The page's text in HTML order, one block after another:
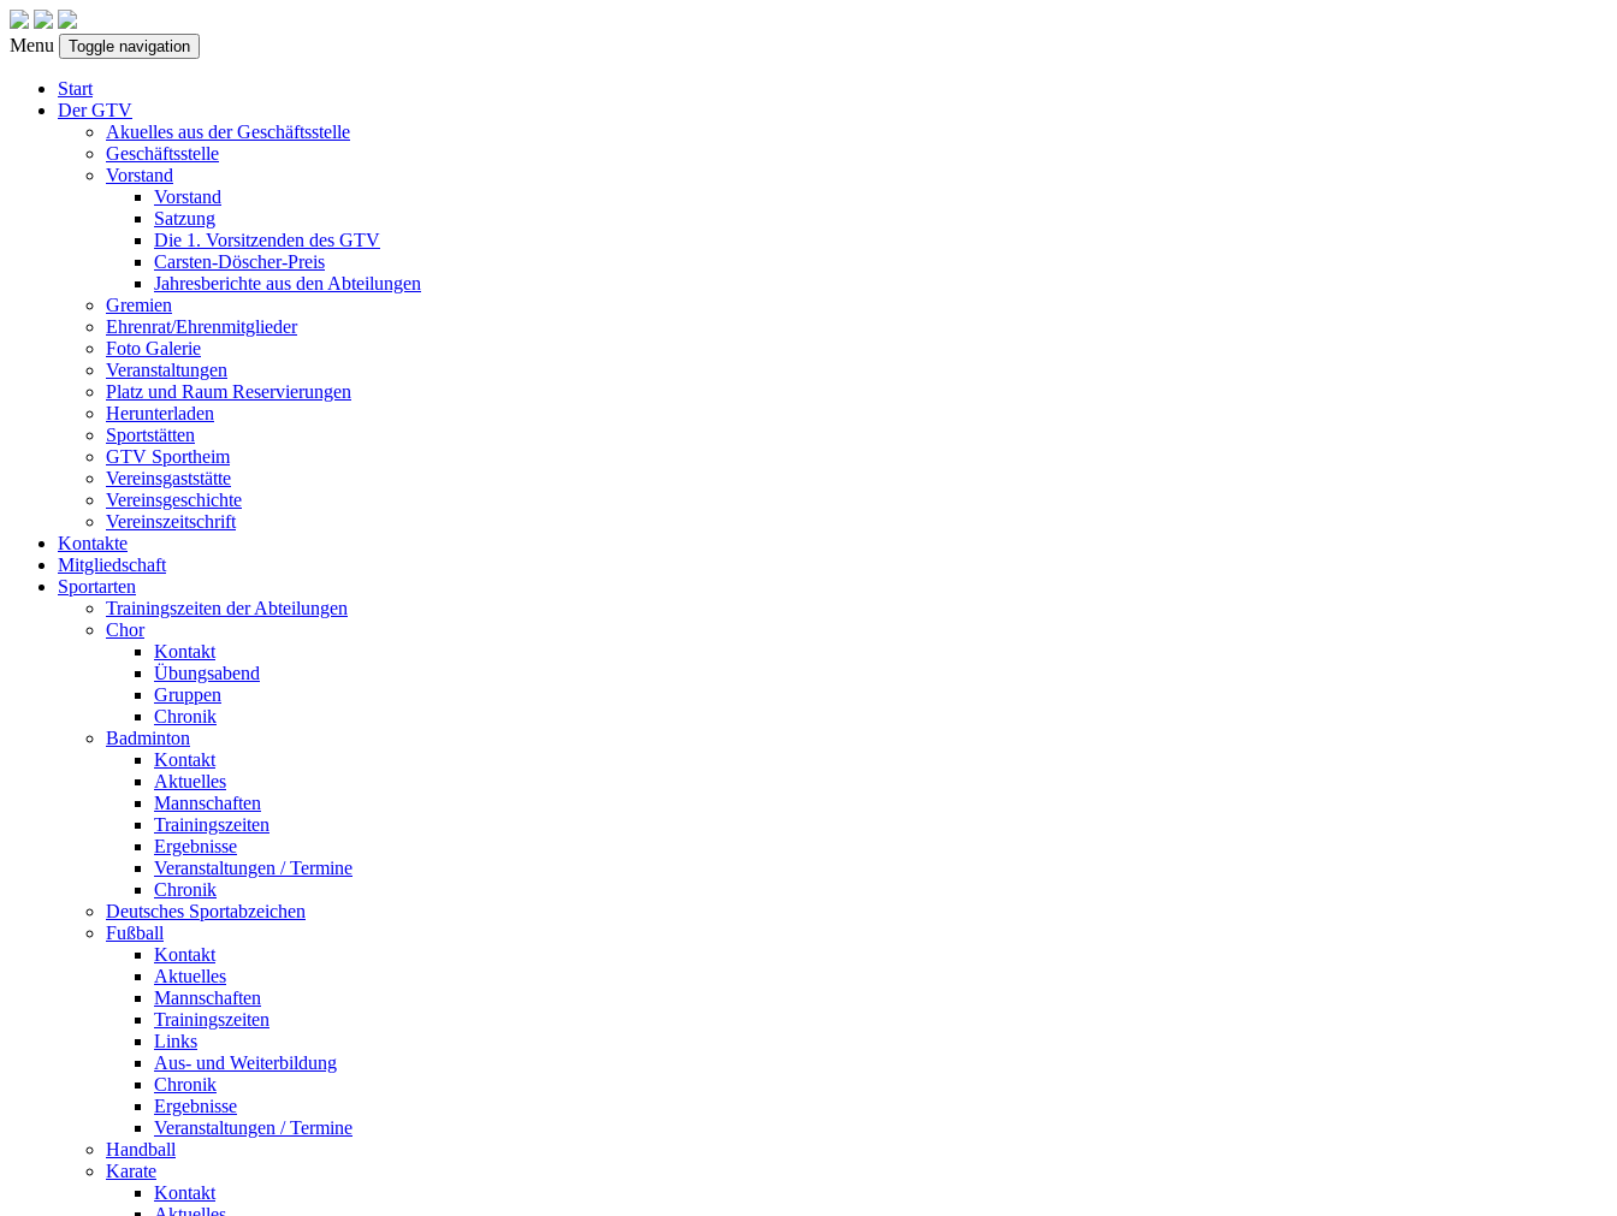
Menu Toggle navigation
Start
Der GTV
Akuelles aus der Geschäftsstelle
Geschäftsstelle
Vorstand
Vorstand
Satzung
Die 1. Vorsitzenden des GTV
Carsten-Döscher-Preis
Jahresberichte aus den Abteilungen
Gremien
Ehrenrat/Ehrenmitglieder
Foto Galerie
Veranstaltungen
Platz und Raum Reservierungen
Herunterladen
Sportstätten
GTV Sportheim
Vereinsgaststätte
Vereinsgeschichte
Vereinszeitschrift
Kontakte
Mitgliedschaft
Sportarten
Trainingszeiten der Abteilungen
Chor
Kontakt
Übungsabend
Gruppen
Chronik
Badminton
Kontakt
Aktuelles
Mannschaften
Trainingszeiten
Ergebnisse
Veranstaltungen / Termine
Chronik
Deutsches Sportabzeichen
Fußball
Kontakt
Aktuelles
Mannschaften
Trainingszeiten
Links
Aus- und Weiterbildung
Chronik
Ergebnisse
Veranstaltungen / Termine
Handball
Karate
Kontakt